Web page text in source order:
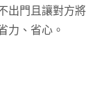
出門且讓對方將
力、省心。